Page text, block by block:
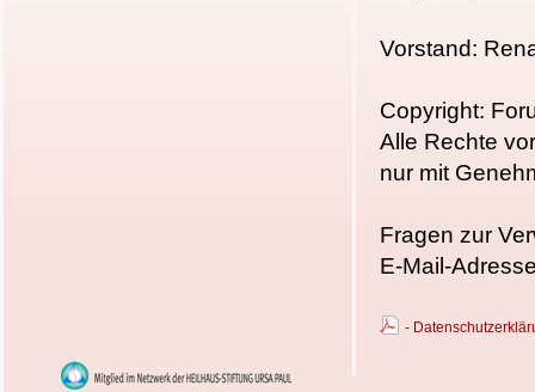
Vorstand:
Copyright:
Alle Rechte
nur mit
Fragen zur
E-Mail-
-